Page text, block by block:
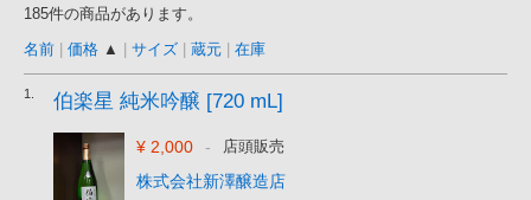
185件の商品があります。
名前
価格 ▲ サイズ 蔵元 在庫
1. 伯楽星 純米吟醸 [720 mL]
¥ 2,000 - 店頭販売
株式会社新澤醸造店